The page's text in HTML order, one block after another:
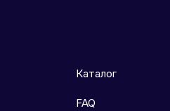
Каталог
FAQ